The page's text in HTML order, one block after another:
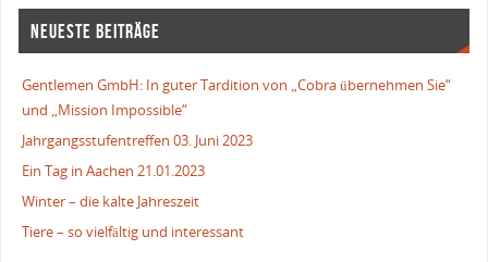
NEUESTE BEITRÄGE
Gentlemen GmbH: In guter Tardition von „Cobra übernehmen Sie“
und „Mission Impossible“
Jahrgangsstufentreffen 03. Juni 2023
Ein Tag in Aachen 21.01.2023
Winter – die kalte Jahreszeit
Tiere – so vielfältig und interessant